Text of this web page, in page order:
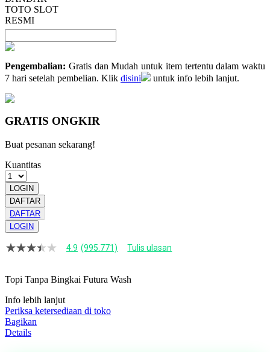
TOTO SLOT
RESMI
Pengembalian: Gratis dan Mudah untuk item tertentu dalam waktu
7 hari setelah pembelian. Klik disini untuk info lebih lanjut.
GRATIS ONGKIR
Buat pesanan sekarang!
Kuantitas
LOGIN
DAFTAR
DAFTAR
LOGIN
4.9
bintang,
rating
rata-
rata.
Read
13
4.9 (995.771) Tulis ulasan
Topi Tanpa Bingkai Futura Wash
Info lebih lanjut
Periksa ketersediaan di toko
Bagikan
Details